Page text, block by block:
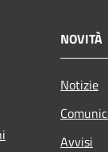
NOVITÀ
Notizie
Avvisi